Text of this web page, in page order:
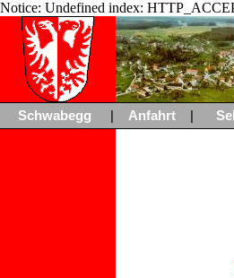
Notice: Undefined index:
Schwabegg Anfahrt